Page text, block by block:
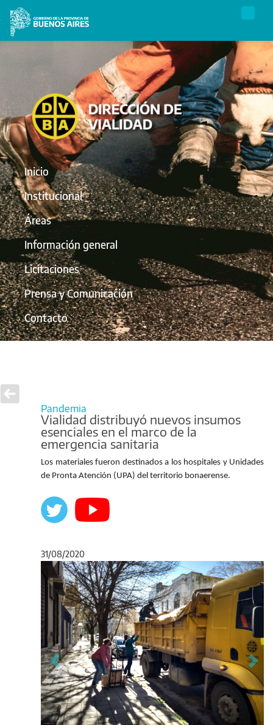
Inicio
Institucional
Áreas
Información general
Licitaciones
Prensa y Comunicación
Contacto
Pandemia
Vialidad distribuyó nuevos insumos
esenciales en el marco de la
emergencia sanitaria
Los materiales fueron destinados a los hospitales y Unidades
de Pronta Atención (UPA) del territorio bonaerense.
31/08/2020
Anterior